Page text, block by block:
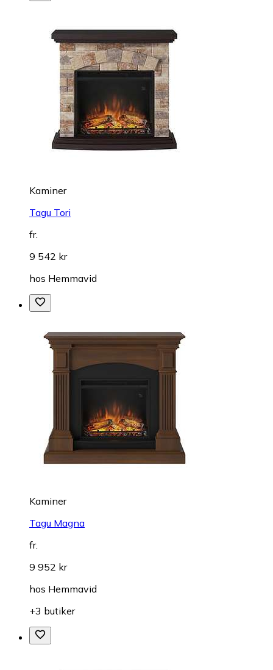
Kaminer
Tagu Tori
fr.
9 542 kr
hos Hemmavid
Kaminer
Tagu Magna
fr.
9 952 kr
hos Hemmavid
+3 butiker